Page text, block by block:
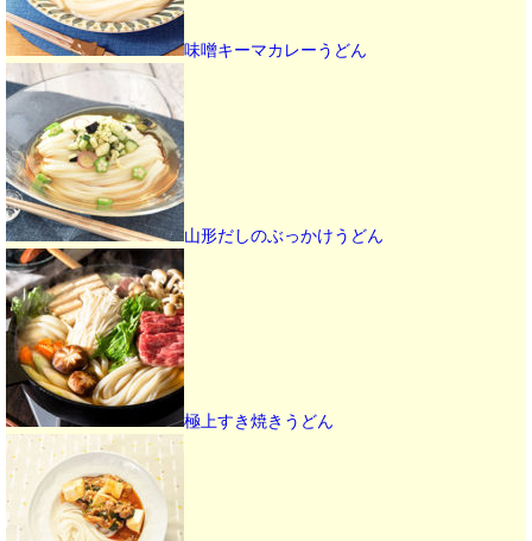
味噌キーマカレーうどん
山形だしのぶっかけうどん
極上すき焼きうどん